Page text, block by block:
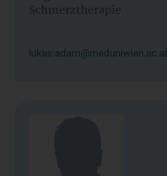
Schmerztherapie
lukas.adam@meduniwien.ac.at